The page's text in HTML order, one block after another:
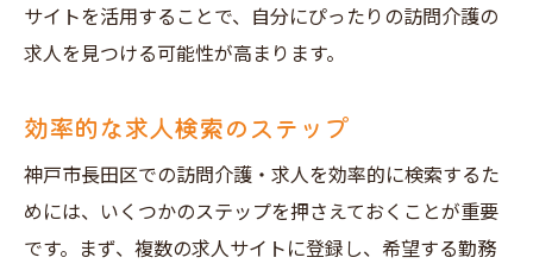
地域特化型と全国型の違い
登録しておくべきサイト
訪問介護未経験者に優しい神戸市長田区の平日
求人事情
未経験歓迎の求人を見つけるコツ
初めての職場選びのポイント
サイトを活用することで、自分にぴったりの訪問介護の
求人を見つける可能性が高まります。
効率的な求人検索のステップ
神戸市長田区での訪問介護・求人を効率的に検索するた
めには、いくつかのステップを押さえておくことが重要
です。まず、複数の求人サイトに登録し、希望する勤務